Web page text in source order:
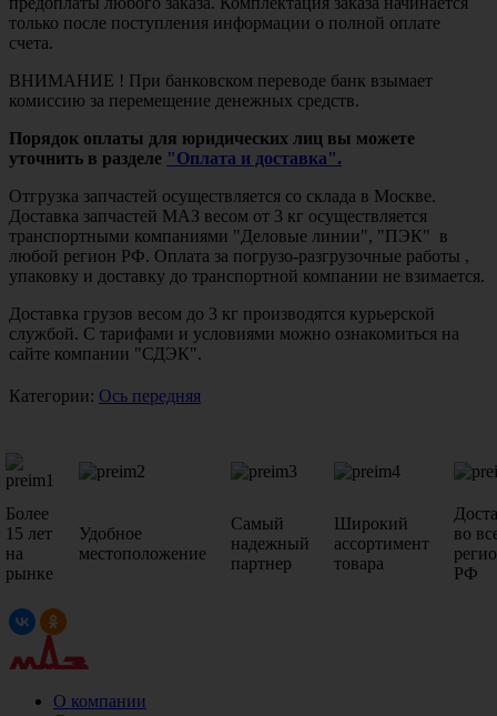
только после поступления информации о полной оплате
счета.
ВНИМАНИЕ ! При банковском переводе банк взымает
комиссию за перемещение денежных средств.
Порядок оплаты для юридических лиц вы можете
уточнить в разделе "Оплата и доставка".
Отгрузка запчастей осуществляется со склада в Москве.
Доставка запчастей МАЗ весом от 3 кг осуществляется
транспортными компаниями "Деловые линии", "ПЭК" в
любой регион РФ. Оплата за погрузо-разгрузочные работы ,
упаковку и доставку до транспортной компании не взимается.
Доставка грузов весом до 3 кг производятся курьерской
службой. С тарифами и условиями можно ознакомиться на
сайте компании "СДЭК".
Категории: Ось передняя
Более
15 лет
на
рынке
Удобное
местоположение
Самый
надежный
партнер
Широкий
ассортимент
товара
во
РФ
О компании